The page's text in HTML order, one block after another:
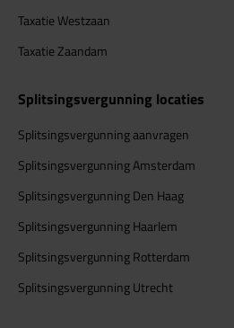
Taxatie Westzaan
Taxatie Zaandam
Splitsingsvergunning locaties
Splitsingsvergunning aanvragen
Splitsingsvergunning Amsterdam
Splitsingsvergunning Den Haag
Splitsingsvergunning Haarlem
Splitsingsvergunning Rotterdam
Splitsingsvergunning Utrecht